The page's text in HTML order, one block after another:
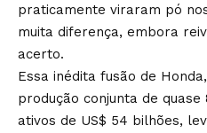
praticamente viraram pó
muita diferença, embora
acerto.
Essa inédita fusão de
produção conjunta de
ativos de US$ 54 bilhões,